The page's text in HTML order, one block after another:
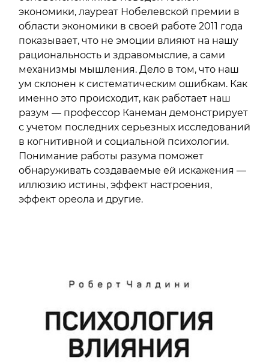
экономики, лауреат Нобелевской премии в
области экономики в своей работе 2011 года
показывает, что не эмоции влияют на нашу
рациональность и здравомыслие, а сами
механизмы мышления. Дело в том, что наш
ум склонен к систематическим ошибкам. Как
именно это происходит, как работает наш
разум — профессор Канеман демонстрирует
с учетом последних серьезных исследований
в когнитивной и социальной психологии.
Понимание работы разума поможет
обнаруживать создаваемые ей искажения —
иллюзию истины, эффект настроения,
эффект ореола и другие.